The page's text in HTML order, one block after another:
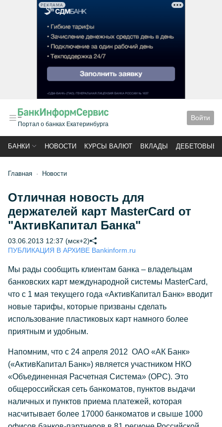
РЕКЛАМА
Портал о банках Екатеринбурга
Войти
БАНКИ НОВОСТИ КУРСЫ ВАЛЮТ ВКЛАДЫ ДЕБЕТОВЫЕ
Главная Новости
Отличная новость для
держателей карт MasterCard от
"АктивКапитал Банка"
03.06.2013 12:37 (мск+2)
ПУБЛИКАЦИЯ В АРХИВЕ Bankinform.ru
Мы рады сообщить клиентам банка – владельцам
банковских карт международной системы MasterCard,
что с 1 мая текущего года «АктивКапитал Банк» вводит
новые тарифы, которые призваны сделать
использование пластиковых карт намного более
приятным и удобным.
Напомним, что с 24 апреля 2012 ОАО «АК Банк»
(«АктивКапитал Банк») является участником НКО
«Объединенная Расчетная Система» (ОРС). Это
общероссийская сеть банкоматов, пунктов выдачи
наличных и пунктов приема платежей, которая
насчитывает более 17000 банкоматов и свыше 1000